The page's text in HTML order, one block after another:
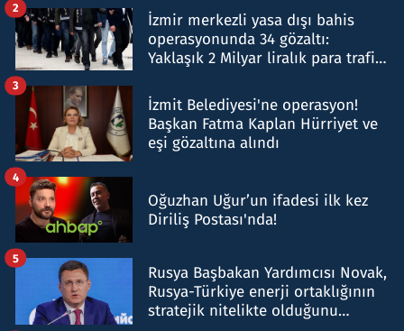
İzmir merkezli yasa dışı bahis
operasyonunda 34 gözaltı:
Yaklaşık 2 Milyar liralık para trafiği
2
İzmit Belediyesi'ne operasyon!
Başkan Fatma Kaplan Hürriyet ve
eşi gözaltına alındı
3
Oğuzhan Uğur’un ifadesi ilk kez
Diriliş Postası'nda!
4
Rusya Başbakan Yardımcısı Novak,
Rusya-Türkiye enerji ortaklığının
stratejik nitelikte olduğunu
5